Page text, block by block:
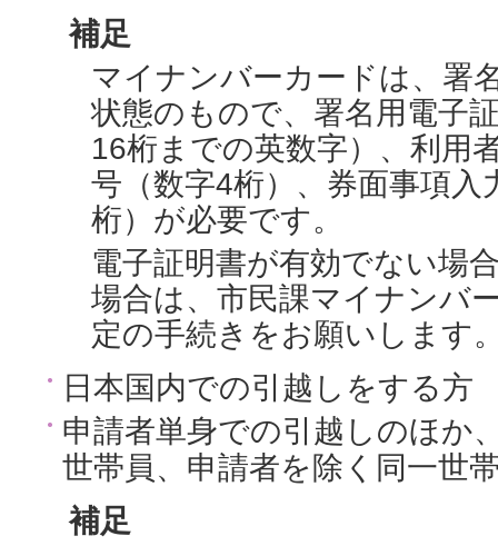
補足
マイナンバーカードは、署
状態のもので、署名用電子
16桁までの英数字）、利用
号（数字4桁）、券面事項入
桁）が必要です。
電子証明書が有効でない場
場合は、市民課マイナンバ
定の手続きをお願いします
日本国内での引越しをする方
申請者単身での引越しのほか
世帯員、申請者を除く同一世
補足